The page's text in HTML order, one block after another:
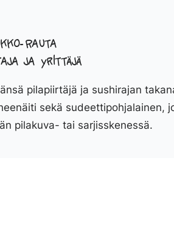
Rauta
ja yrittäjä
pilapiirtäjä ja sushirajan
sekä sudeettipohjalainen,
pilakuva- tai sarjisskenessä.